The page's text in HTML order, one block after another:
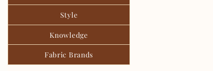
Style
Knowledge
Fabric Brands